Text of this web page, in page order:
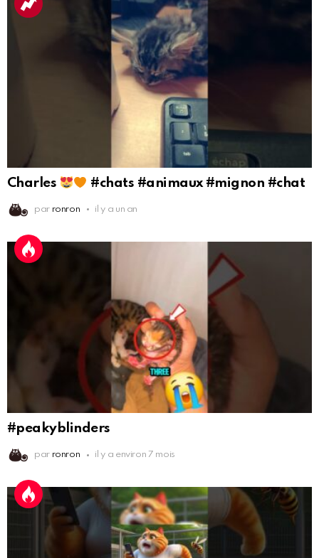
Charles #chats #animaux #mignon #chat
par ronron il y a un an
#peakyblinders
par ronron il y a environ 7 mois